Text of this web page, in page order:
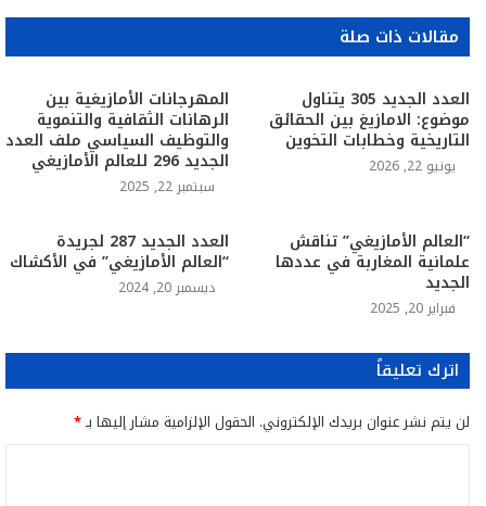
مقالات ذات صلة
العدد الجديد 305 يتناول
موضوع: الامازيغ بين الحقائق
التاريخية وخطابات التخوين
يونيو 22, 2026
المهرجانات الأمازيغية بين
الرهانات الثقافية والتنموية
والتوظيف السياسي ملف العدد
الجديد 296 للعالم الأمازيغي
سبتمبر 22, 2025
“العالم الأمازيغي” تناقش
علمانية المغاربة في عددها
الجديد
فبراير 20, 2025
العدد الجديد 287 لجريدة
“العالم الأمازيغي” في الأكشاك
ديسمبر 20, 2024
اترك تعليقاً
لن يتم نشر عنوان بريدك الإلكتروني. الحقول الإلزامية مشار إليها بـ*